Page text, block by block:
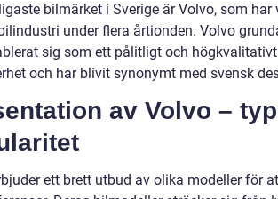
bilmärket i Sverige är Volvo, som
under flera årtionden. Volvo
sig som ett pålitligt och
och har blivit synonymt med svensk
av Volvo –
ett brett utbud av olika modeller för